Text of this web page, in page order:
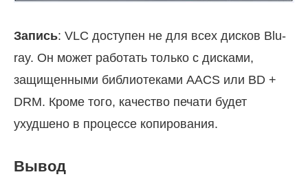
Запись: VLC доступен не для всех дисков Blu-
ray. Он может работать только с дисками,
защищенными библиотеками AACS или BD +
DRM. Кроме того, качество печати будет
ухудшено в процессе копирования.
Вывод